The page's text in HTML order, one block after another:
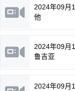
2024年09月
他
2024年09月
鲁吉亚
2024年09月